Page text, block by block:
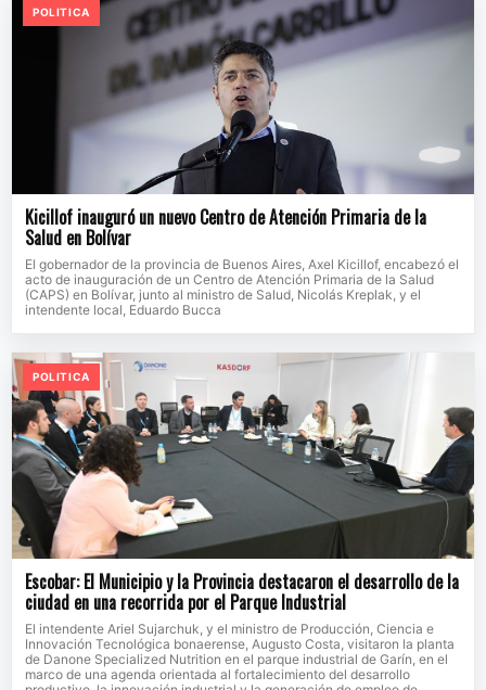
POLITICA
Kicillof inauguró un nuevo Centro de Atención Primaria de la
Salud en Bolívar
El gobernador de la provincia de Buenos Aires, Axel Kicillof, encabezó el
acto de inauguración de un Centro de Atención Primaria de la Salud
(CAPS) en Bolívar, junto al ministro de Salud, Nicolás Kreplak, y el
intendente local, Eduardo Bucca
POLITICA
Escobar: El Municipio y la Provincia destacaron el desarrollo de la
ciudad en una recorrida por el Parque Industrial
El intendente Ariel Sujarchuk, y el ministro de Producción, Ciencia e
Innovación Tecnológica bonaerense, Augusto Costa, visitaron la planta
de Danone Specialized Nutrition en el parque industrial de Garín, en el
marco de una agenda orientada al fortalecimiento del desarrollo